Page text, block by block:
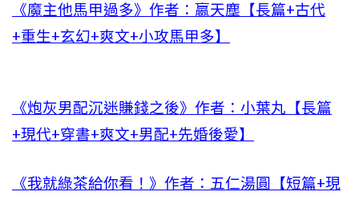
《魔主他馬甲過多》作者：嬴天塵【長篇+古代
+重生+玄幻+爽文+小攻馬甲多】
《炮灰男配沉迷賺錢之後》作者：小葉丸【長篇
+現代+穿書+爽文+男配+先婚後愛】
《我就綠茶給你看！》作者：五仁湯圓【短篇+現